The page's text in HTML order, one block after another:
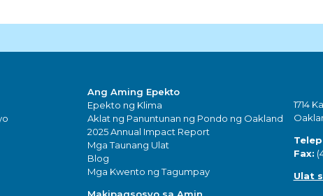
Ang Aming Epekto
Epekto ng Klima
Aklat ng Panuntunan ng Pondo ng Oakland
2025 Annual Impact Report
Mga Taunang Ulat
Blog
Mga Kwento ng Tagumpay
1714
Fax:
Ulat